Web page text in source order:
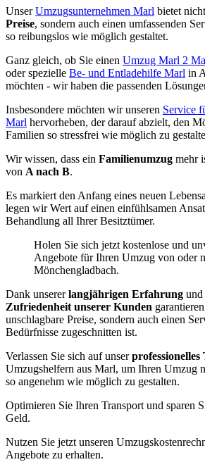
UnserUmzugsunternehmen Marl bietet
Preise, sondern auch einen umfassenden
so reibungslos wie möglich gestaltet.
Ganz gleich, ob Sie einen Umzug Marl 2
oder spezielle Be- und Entladehilfe Marl in
möchten - wir haben die passenden
Insbesondere möchten wir unseren Service
Marl hervorheben, der darauf abzielt, den
Familien so stressfrei wie möglich zu
Wir wissen, dass ein Familienumzug mehr
von A nach B.
Es markiert den Anfang eines neuen
legen wir Wert auf einen einfühlsamen
Behandlung all Ihrer Besitztümer.
Holen Sie sich jetzt kostenlose und
Angebote für Ihren Umzug von oder
Mönchengladbach.
Dank unsererlangjährigen Erfahrung und
Zufriedenheit unserer Kunden
unschlagbare Preise, sondern auch einen
Bedürfnisse zugeschnitten ist.
Verlassen Sie sich auf unserprofessionelles
Umzugshelfern aus Marl, um Ihren Umzug
so angenehm wie möglich zu gestalten.
Optimieren Sie Ihren Transport und sparen
Geld.
Nutzen Sie jetzt unseren
Angebote zu erhalten.